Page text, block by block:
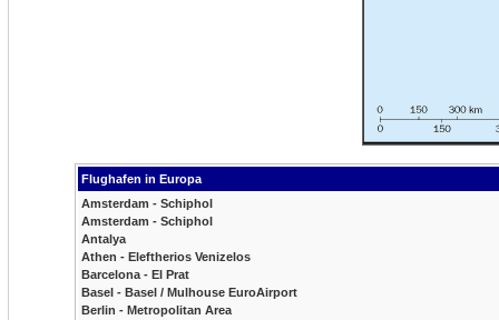
Flughafen in Europa
Amsterdam - Schiphol
Amsterdam - Schiphol
Antalya
Athen - Eleftherios Venizelos
Barcelona - El Prat
Basel - Basel / Mulhouse EuroAirport
Berlin - Metropolitan Area